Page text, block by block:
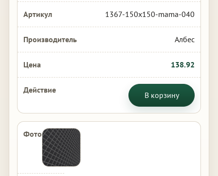
1367-150x150-mama-040
Албес
138.92
В корзину